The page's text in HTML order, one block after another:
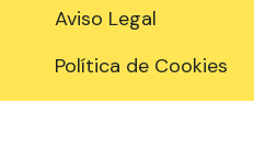
Aviso Legal
Política de Cookies